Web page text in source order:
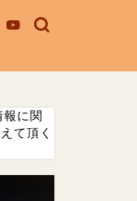
に関
て頂く